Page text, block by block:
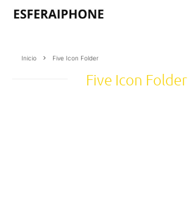
Inicio Five Icon Folder
Five Icon Folder